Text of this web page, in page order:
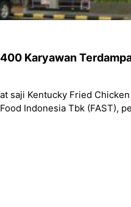
Karyawan
saji Kentucky Fried
Indonesia Tbk (FAST),